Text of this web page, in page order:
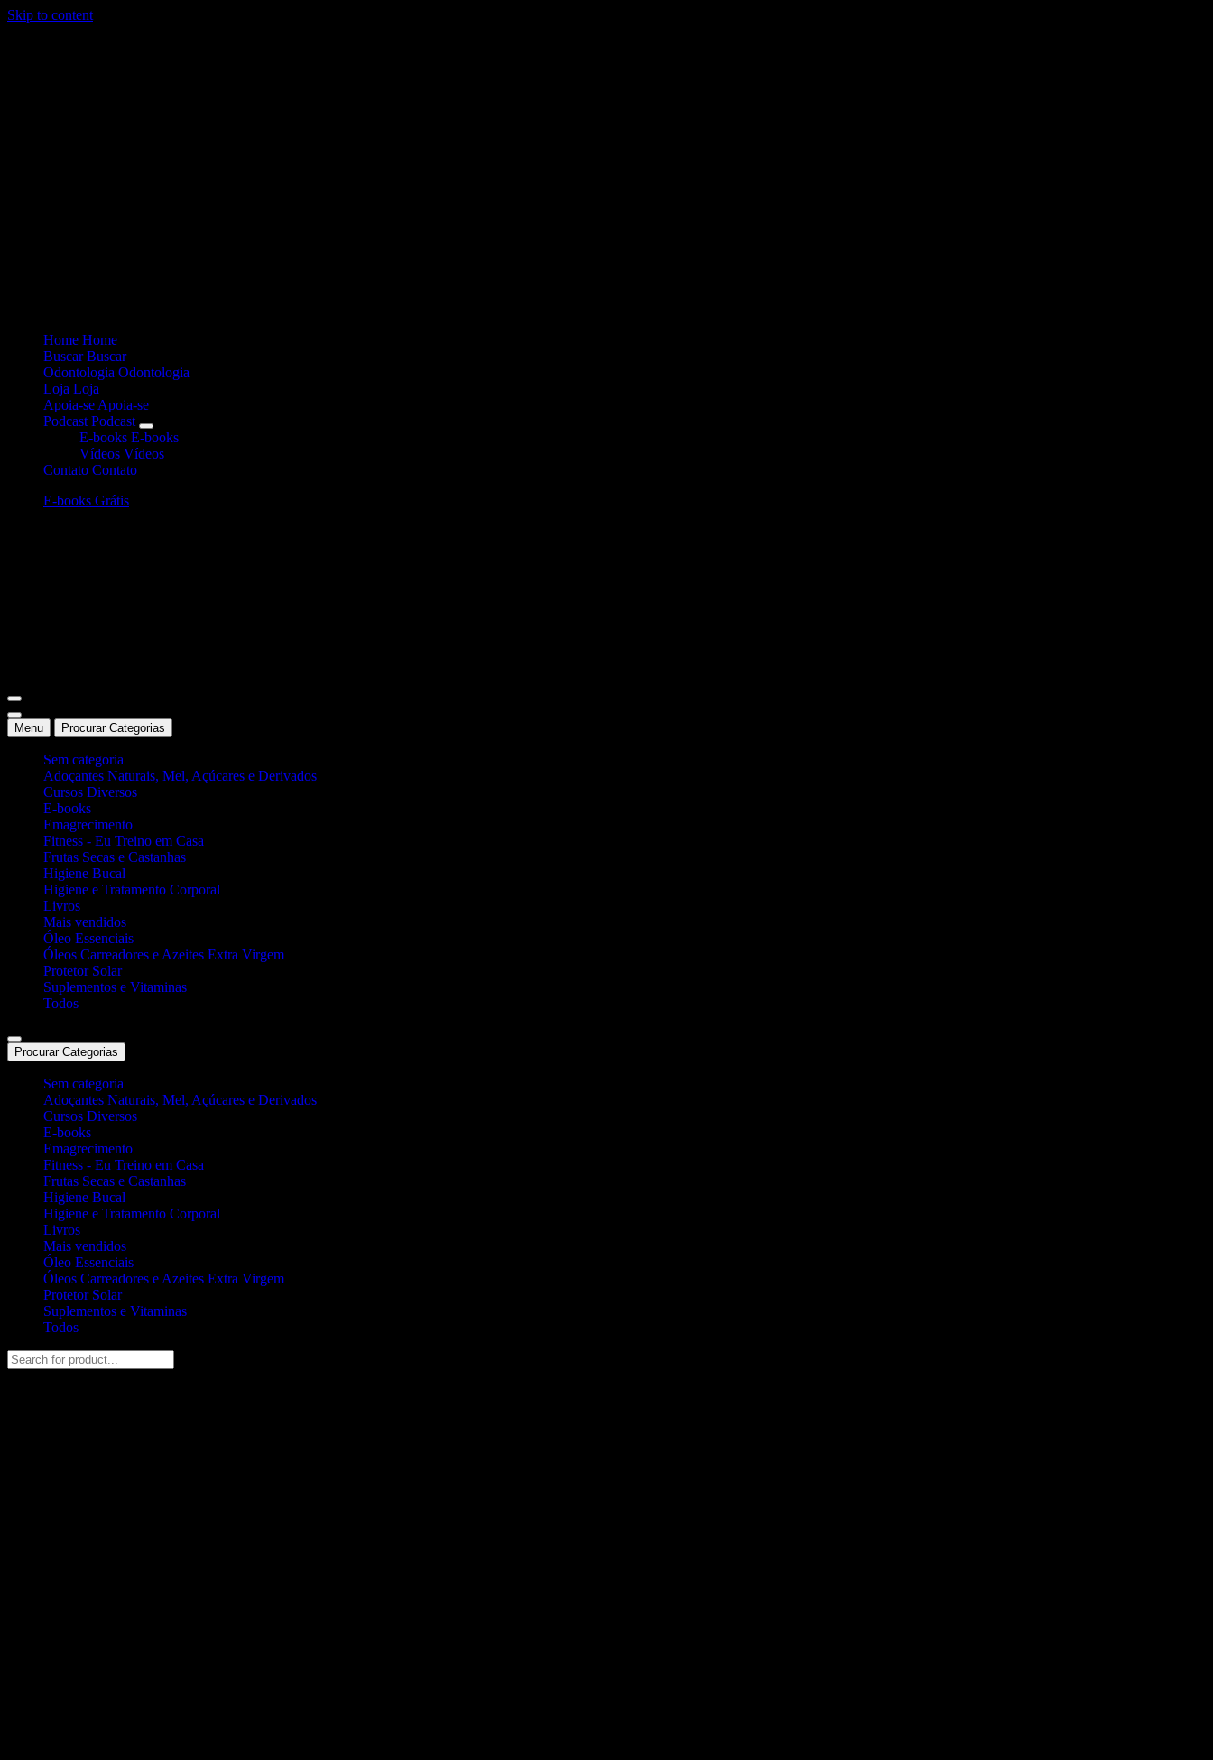
Skip to content
Home Home
Buscar Buscar
Odontologia Odontologia
Loja Loja
Apoia-se Apoia-se
Podcast Podcast
E-books E-books
Vídeos Vídeos
Contato Contato
E-books Grátis
Menu Procurar Categorias
Sem categoria
Adoçantes Naturais, Mel, Açúcares e Derivados
Cursos Diversos
E-books
Emagrecimento
Fitness - Eu Treino em Casa
Frutas Secas e Castanhas
Higiene Bucal
Higiene e Tratamento Corporal
Livros
Mais vendidos
Óleo Essenciais
Óleos Carreadores e Azeites Extra Virgem
Protetor Solar
Suplementos e Vitaminas
Todos
Procurar Categorias
Sem categoria
Adoçantes Naturais, Mel, Açúcares e Derivados
Cursos Diversos
E-books
Emagrecimento
Fitness - Eu Treino em Casa
Frutas Secas e Castanhas
Higiene Bucal
Higiene e Tratamento Corporal
Livros
Mais vendidos
Óleo Essenciais
Óleos Carreadores e Azeites Extra Virgem
Protetor Solar
Suplementos e Vitaminas
Todos